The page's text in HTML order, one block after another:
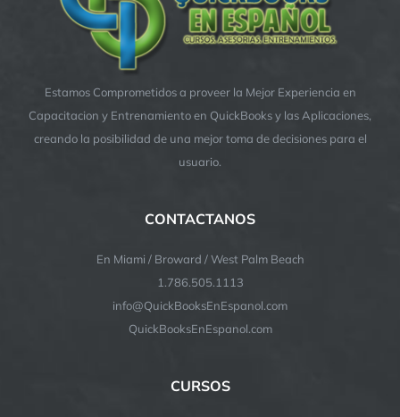
Estamos Comprometidos a proveer la Mejor Experiencia en
Capacitacion y Entrenamiento en QuickBooks y las Aplicaciones,
creando la posibilidad de una mejor toma de decisiones para el
usuario.
CONTACTANOS
En Miami / Broward / West Palm Beach
1.786.505.1113
info@QuickBooksEnEspanol.com
QuickBooksEnEspanol.com
CURSOS